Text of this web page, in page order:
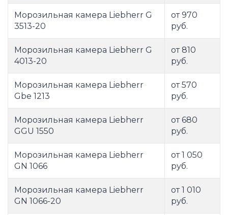
Морозильная камера Liebherr G
3513-20
от 970
руб.
Морозильная камера Liebherr G
4013-20
от 810
руб.
Морозильная камера Liebherr
Gbe 1213
от 570
руб.
Морозильная камера Liebherr
GGU 1550
от 680
руб.
Морозильная камера Liebherr
GN 1066
от 1 050
руб.
Морозильная камера Liebherr
GN 1066-20
от 1 010
руб.